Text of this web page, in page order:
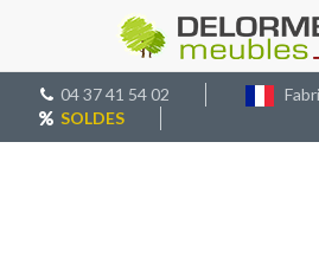
04 37 41 54 02
SOLDES